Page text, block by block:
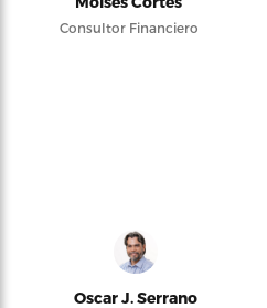
Consultor Financiero
Oscar J. Serrano